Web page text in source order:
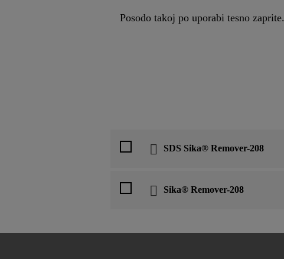
Posodo takoj po uporabi tesno zaprite.
SDS Sika® Remover-208
Sika® Remover-208